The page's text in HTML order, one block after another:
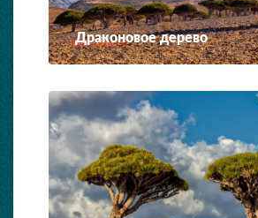
Драконовое дерево